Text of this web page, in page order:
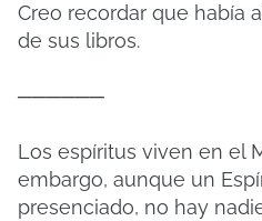
Creo recordar que había
de sus libros.
──────
Los espíritus viven en el
embargo, aunque un
presenciado, no hay